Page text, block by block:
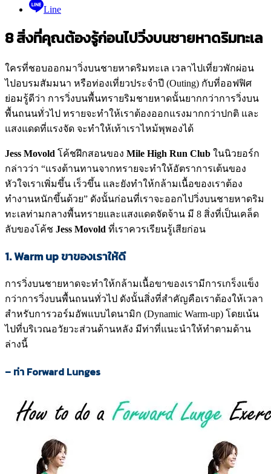
Line
8 สิ่งที่คุณต้องรู้ก่อนไปวิ่งบนชายหาดริมทะเล
ใครที่ชอบออกมาวิ่งบนชายหาดริมทะเล เวลาไปเที่ยวพักผ่อน
ไปอบรมสัมมนา หรือท่องเที่ยวประจำปี (Outing) กับที่ออฟฟิศ
ย่อมรู้ดีว่า การวิ่งบนพื้นทรายริมชายหาดนั้นยากกว่าการวิ่งบน
พื้นถนนทั่วไป ทรายจะทำให้เราต้องออกแรงมากกว่าปกติ และ
แสงแดดที่แรงจัด จะทำให้เท้าเราไหม้พุพองได้
Jess Movold โค้ชฝึกสอนของ Mile High Run Club ในนิวยอร์ก
กล่าวว่า “แรงต้านทานจากทรายจะทำให้อัตราการเต้นของ
หัวใจเราเพิ่มขึ้น เร็วขึ้น และยังทำให้กล้ามเนื้อของเราต้อง
ทำงานหนักขึ้นด้วย” ดังนั้นก่อนที่เราจะออกไปวิ่งบนชายหาดริม
ทะเลท่ามกลางพื้นทรายและแสงแดดจัดจ้าน มี 8 สิ่งที่เป็นเคล็ด
ลับของโค้ช Jess Movold ที่เราควรเรียนรู้เสียก่อน
1. Warm upขาของเราให้ดี
การวิ่งบนชายหาดจะทำให้กล้ามเนื้อขาของเรามีการเกร็งแข็ง
กว่าการวิ่งบนพื้นถนนทั่วไป ดังนั้นสิ่งที่สำคัญคือเราต้องให้เวลา
สำหรับการวอร์มอัพแบบไดนามิก (Dynamic Warm-up) โดยเน้น
ไปที่บริเวณอวัยวะส่วนด้านหลัง มีท่าที่แนะนำให้ทำตามด้าน
ล่างนี้
– ท่า Forward Lunges